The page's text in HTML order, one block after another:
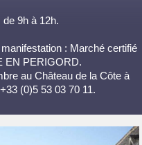
9h à 12h.
: Marché certifié
EN PERIGORD.
au Château de la Côte à
(0)5 53 03 70 11.